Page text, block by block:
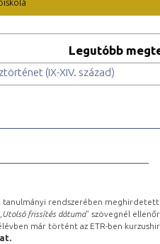
Legutóbb
(IX-XIV. század)
tanulmányi rendszerében
Utolsó frissítés dátuma” szövegnél
már történt az ETR-ben